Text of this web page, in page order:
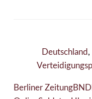
Deutschland ,
Berliner ZeitungBND